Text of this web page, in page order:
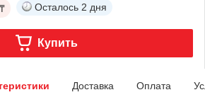
Осталось 2 дня
Купить
Доставка Оплата